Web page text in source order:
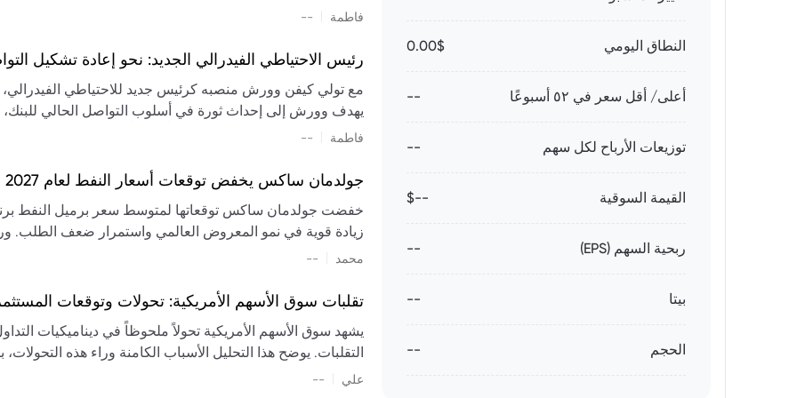
النطاق اليومي 0.00$
أعلى/ أقل سعر في ٥٢ أسبوعًا --
توزيعات الأرباح لكل سهم --
القيمة السوقية --$
ربحية السهم (EPS) --
بيتا --
الحجم --
تشكيل تقييم الصناعة، مع توقعات بارتفاع مستمر في الأسعار
فاطمة --
رئيس الاحتياطي الفيدرالي الجديد: نحو إعادة تشكيل
مع تولي كيفن وورش منصبه كرئيس جديد للاحتياطي الفيدرالي،
يهدف وورش إلى إحداث ثورة في أسلوب التواصل الحالي للبنك،
السياسة ويمنح البنك المركزي دوراً مبالغاً فيه. يسعى إلى
فاطمة --
جولدمان ساكس يخفض توقعات أسعار النفط لعام 2027 وسط تغيرات في العرض والطلب
زيادة قوية في نمو المعروض العالمي واستمرار ضعف الطلب.
العالمية في الربع الثاني
سابقًا. من المتوقع عودة صادرات دول الخليج إلى طبيعتها
عدم اليقين الجيوسياسي يمكن أن يؤدي إلى تقلبات سعرية
استمرار الاضطرابات، وسيناريوهات لانخفاض الأسعار في
إضافي.
محمد --
تقلبات سوق الأسهم الأمريكية: تحولات وتوقعات
يشهد سوق الأسهم الأمريكية تحولاً ملحوظاً في ديناميكيات
التقلبات. يوضح هذا التحليل الأسباب الكامنة وراء هذه
علي --